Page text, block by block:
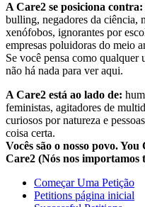
A Care2 se posiciona contra:
bulling, negadores da ciência,
xenófobos, ignorantes por
empresas poluidoras do meio
Se você pensa como qualquer
não há nada para ver aqui.
A Care2 está ao lado de:
feministas, agitadores de
curiosos por natureza e
coisa certa.
Vocês são o nosso povo.
Care2 (Nós nos importamos
Começar Uma Petição
Petitions página inicial